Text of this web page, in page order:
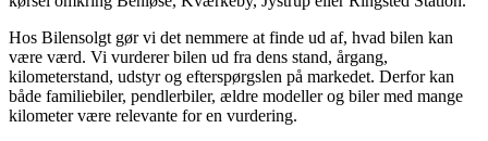
Hos Bilensolgt gør vi det nemmere at finde ud af, hvad bilen kan
være værd. Vi vurderer bilen ud fra dens stand, årgang,
kilometerstand, udstyr og efterspørgslen på markedet. Derfor kan
både familiebiler, pendlerbiler, ældre modeller og biler med mange
kilometer være relevante for en vurdering.